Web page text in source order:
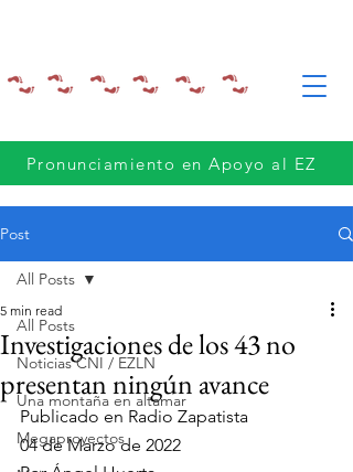
Pronunciamiento en Apoyo al EZ
Post
All Posts
Noticias CNI / EZLN
Una montaña en altamar
Megaproyectos
All Posts
Investigaciones de los 43 no
presentan ningún avance
5 min read
Publicado en Radio Zapatista
04 de Marzo de 2022